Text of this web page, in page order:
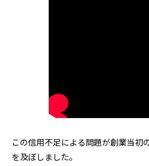
この信用不足による問題が創業当初
を及ぼしました。